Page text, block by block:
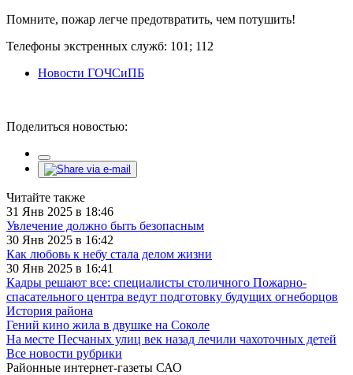
Помните, пожар легче предотвратить, чем потушить!
Телефоны экстренных служб: 101; 112
Новости ГОЧСиПБ
Поделиться новостью:
Читайте также
31 Янв 2025 в 18:46
Увлечение должно быть безопасным
30 Янв 2025 в 16:42
Как любовь к небу стала делом жизни
30 Янв 2025 в 16:41
Кадры решают все: специалисты столичного Пожарно-
спасательного центра ведут подготовку будущих огнеборцов
История района
Гений кино жила в двушке на Соколе
На месте Песчаных улиц век назад лечили чахоточных детей
Все новости рубрики
Районные интернет-газеты САО